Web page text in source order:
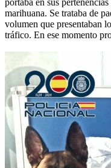
portaba en sus
marihuana. Se trataba de
volumen que presentaban
tráfico. En ese momento